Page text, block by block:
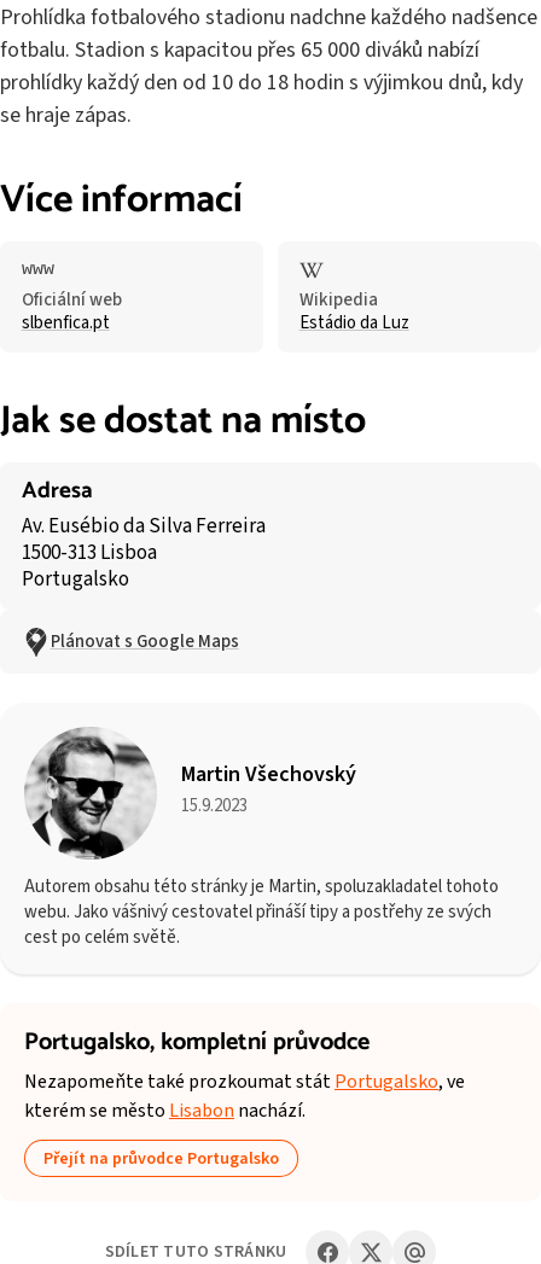
Prohlídka fotbalového stadionu nadchne každého nadšence
fotbalu. Stadion s kapacitou přes 65 000 diváků nabízí
prohlídky každý den od 10 do 18 hodin s výjimkou dnů, kdy
se hraje zápas.
Více informací
Oficiální web
slbenfica.pt
Wikipedia
Estádio da Luz
Jak se dostat na místo
Adresa
Av. Eusébio da Silva Ferreira
1500-313 Lisboa
Portugalsko
Plánovat s Google Maps
Martin Všechovský
15.9.2023
Autorem obsahu této stránky je Martin, spoluzakladatel tohoto
webu. Jako vášnivý cestovatel přináší tipy a postřehy ze svých
cest po celém světě.
Portugalsko,kompletní průvodce
Nezapomeňte také prozkoumat státPortugalsko, ve
kterém se město Lisabon nachází.
Přejít na průvodce Portugalsko
SDÍLET TUTO STRÁNKU